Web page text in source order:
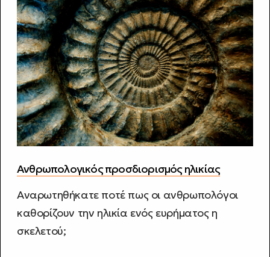
Ανθρωπολογικός προσδιορισμός ηλικίας
Αναρωτηθήκατε ποτέ πως οι ανθρωπολόγοι
καθορίζουν την ηλικία ενός ευρήματος η
σκελετού;